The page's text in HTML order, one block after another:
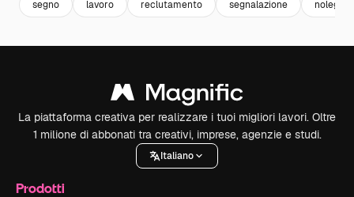
segno lavoro reclutamento segnalazione noleggio
La piattaforma creativa per realizzare i tuoi migliori lavori. Oltre
1 milione di abbonati tra creativi, imprese, agenzie e studi.
Italiano
Prodotti